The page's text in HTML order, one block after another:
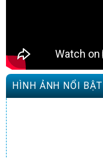
HÌNH ẢNH NỔI BẬT